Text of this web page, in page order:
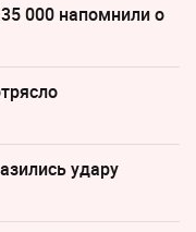
000 напомнили о
удару